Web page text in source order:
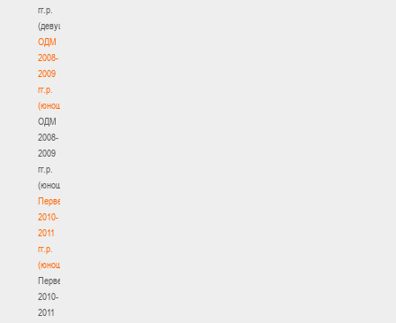
гг.р.
(девушки)
ОДМ
2008-
2009
гг.р.
(юноши)
ОДМ
2008-
2009
гг.р.
(юноши)
Первенство
2010-
2011
гг.р.
(юноши)
Первенство
2010-
2011